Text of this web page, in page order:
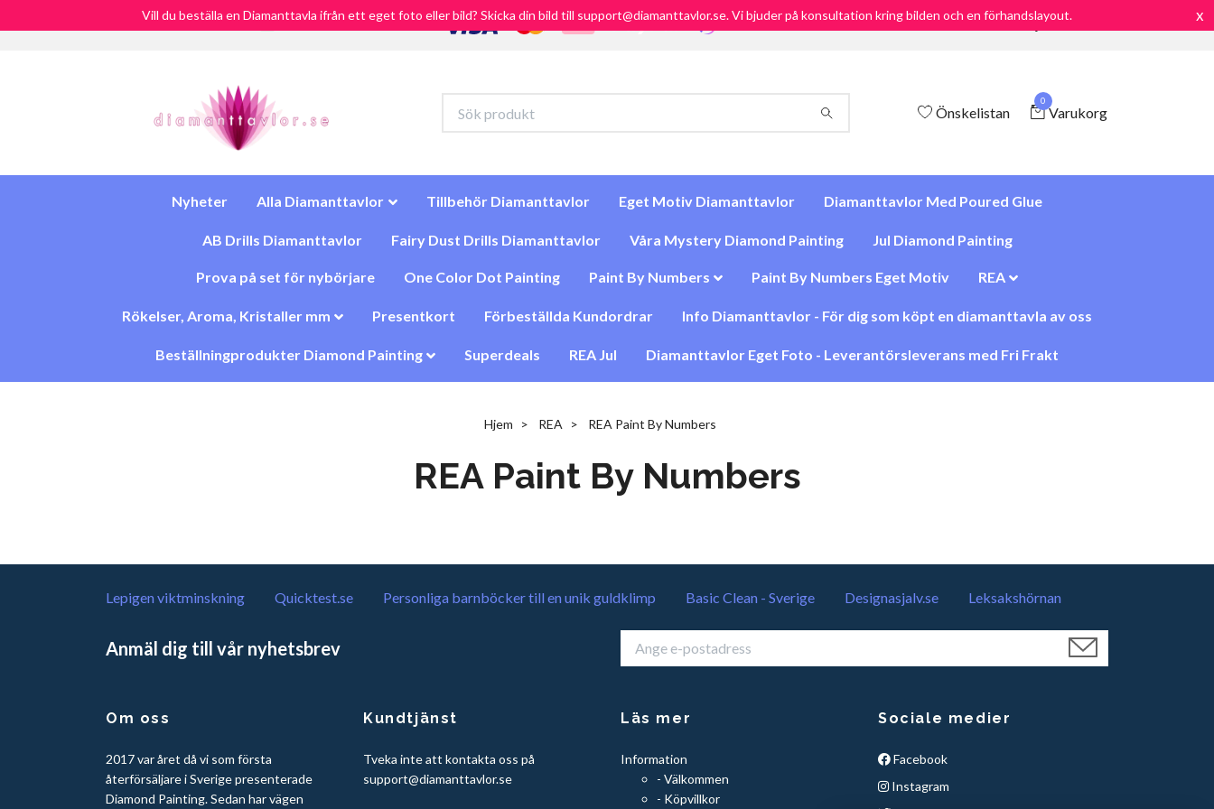
x
Vill du beställa en Diamanttavla ifrån ett eget foto eller bild? Skicka din bild till support@diamanttavlor.se. Vi bjuder på konsultation kring bilden och en förhandslayout.
Fri Frakt över 900:- SEK Frakt endast 69:-/ Snabb leverans / Nöjd kund Garanti
Önskelistan
0
Varukorg
Nyheter Alla Diamanttavlor Tillbehör Diamanttavlor Eget Motiv Diamanttavlor Diamanttavlor Med Poured Glue
AB Drills Diamanttavlor Fairy Dust Drills Diamanttavlor Våra Mystery Diamond Painting Jul Diamond Painting
Prova på set för nybörjare One Color Dot Painting Paint By Numbers Paint By Numbers Eget Motiv REA
Rökelser, Aroma, Kristaller mm Presentkort Förbeställda Kundordrar Info Diamanttavlor - För dig som köpt en diamanttavla av oss
Beställningprodukter Diamond Painting Superdeals REA Jul Diamanttavlor Eget Foto - Leverantörsleverans med Fri Frakt
Hjem REA REA Paint By Numbers
REA Paint By Numbers
Lepigen viktminskning Quicktest.se Personliga barnböcker till en unik guldklimp Basic Clean - Sverige Designasjalv.se Leksakshörnan
Anmäl dig till vår nyhetsbrev
Om oss
2017 var året då vi som första
återförsäljare i Sverige presenterade
Diamond Painting. Sedan har vägen
Kundtjänst
Tveka inte att kontakta oss på
support@diamanttavlor.se
Läs mer
Information
- Välkommen
- Köpvillkor
Sociale medier
Facebook
Instagram